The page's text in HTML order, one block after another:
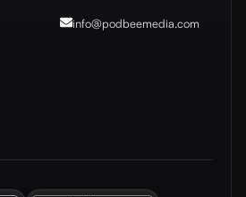
info@podbeemedia.com